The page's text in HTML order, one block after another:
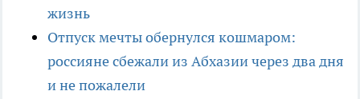
жизнь
Отпуск мечты обернулся кошмаром:
россияне сбежали из Абхазии через два дня
и не пожалели